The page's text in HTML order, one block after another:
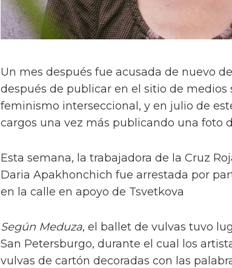
Un mes después fue acusada de nuevo
después de publicar en el sitio de medios
feminismo interseccional, y en julio de
cargos una vez más publicando una foto
Esta semana, la trabajadora de la Cruz
Daria Apakhonchich fue arrestada por
en la calle en apoyo de Tsvetkova
Según Meduza, el ballet de vulvas tuvo
San Petersburgo, durante el cual los
vulvas de cartón decoradas con las